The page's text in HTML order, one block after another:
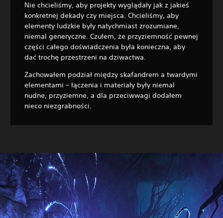
Nie chcieliśmy, aby projekty wyglądały jak z jakieś
konkretnej dekady czy miejsca. Chcieliśmy, aby
elementy ludzkie były natychmiast zrozumiane,
niemal generyczne. Czułem, że przyziemność pewnej
części całego doświadczenia była konieczna, aby
dać trochę przestrzeni na dziwactwa.
Zachowałem podział między skafandrem a twardymi
elementami – łączenia i materiały były niemal
nudne, przyziemne, a dla przeciwwagi dodałem
nieco niezgrabności.